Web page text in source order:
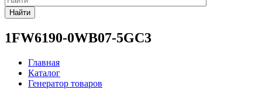
Найти
1FW6190-0WB07-5GC3
Главная
Каталог
Генератор товаров